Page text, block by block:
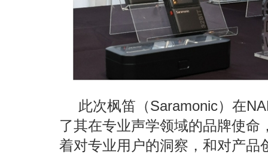
此次枫笛（Saramonic）在
了其在专业声学领域的品牌使命
着对专业用户的洞察，和对产品